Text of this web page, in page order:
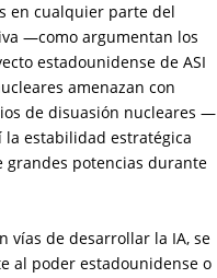
en cualquier parte del
—como argumentan los
estadounidense de ASI
amenazan con
de disuasión nucleares —
estabilidad estratégica
potencias durante
vías de desarrollar la IA, se
al poder estadounidense o